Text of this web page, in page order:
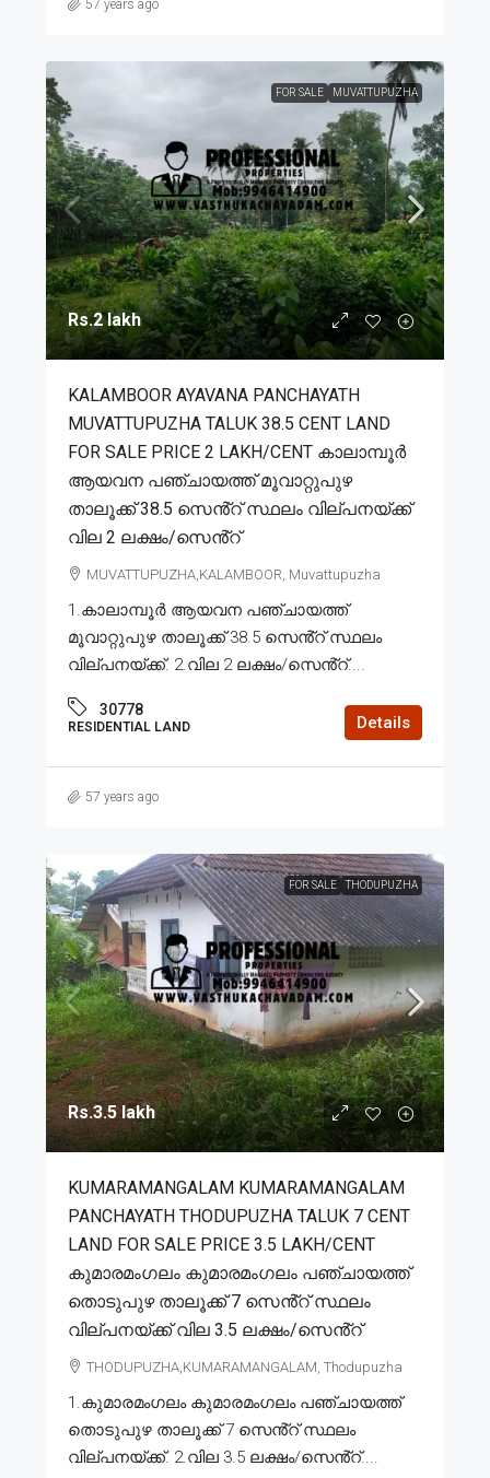
57 years ago
FOR SALE MUVATTUPUZHA
Rs.2 lakh
KALAMBOOR AYAVANA PANCHAYATH
MUVATTUPUZHA TALUK 38.5 CENT LAND
FOR SALE PRICE 2 LAKH/CENT കാലാമ്പൂർ
ആയവന പഞ്ചായത്ത് മൂവാറ്റുപുഴ
താലൂക്ക് 38.5 സെൻ്റ് സ്ഥലം വില്പനയ്ക്ക്
വില 2 ലക്ഷം/സെൻ്റ്
MUVATTUPUZHA,KALAMBOOR, Muvattupuzha
1.കാലാമ്പൂർ ആയവന പഞ്ചായത്ത്
മൂവാറ്റുപുഴ താലൂക്ക് 38.5 സെൻ്റ് സ്ഥലം
വില്പനയ്ക്ക്. 2.വില 2 ലക്ഷം/സെൻ്റ്....
30778
RESIDENTIAL LAND Details
57 years ago
FOR SALE THODUPUZHA
Rs.3.5 lakh
KUMARAMANGALAM KUMARAMANGALAM
PANCHAYATH THODUPUZHA TALUK 7 CENT
LAND FOR SALE PRICE 3.5 LAKH/CENT
കുമാരമംഗലം കുമാരമംഗലം പഞ്ചായത്ത്
തൊടുപുഴ താലൂക്ക് 7 സെൻ്റ് സ്ഥലം
വില്പനയ്ക്ക് വില 3.5 ലക്ഷം/സെൻ്റ്
THODUPUZHA,KUMARAMANGALAM, Thodupuzha
1.കുമാരമംഗലം കുമാരമംഗലം പഞ്ചായത്ത്
തൊടുപുഴ താലൂക്ക് 7 സെൻ്റ് സ്ഥലം
വില്പനയ്ക്ക്. 2.വില 3.5 ലക്ഷം/സെൻ്റ്....